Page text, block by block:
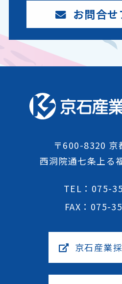
お問合
〒600-8320 京
西洞院通七条上る
TEL：075-
FAX：075-
京石産業